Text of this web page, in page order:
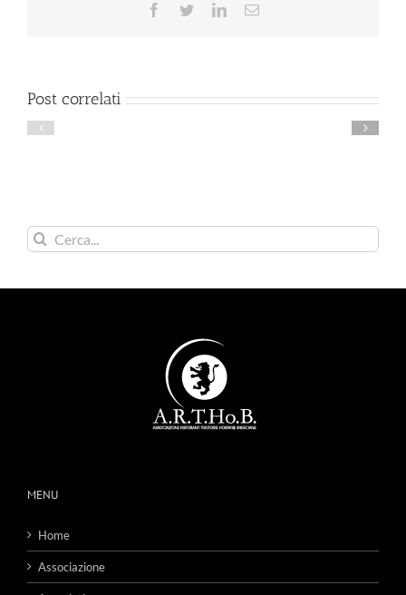
Facebook
TwitterLinkedInEmail
Post correlati
Cerca
per:
MENU
Home
Associazione